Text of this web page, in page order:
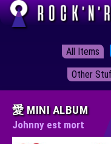
Rock'n'roll UFO
All Items
Other
愛 MINI ALBUM
Johnny est mort